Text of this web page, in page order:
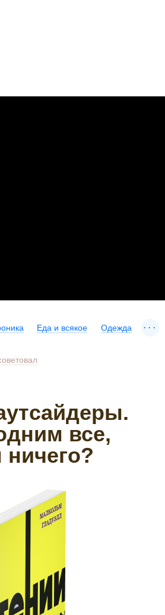
Еда и всякое Одежда ...
все,
ничего?